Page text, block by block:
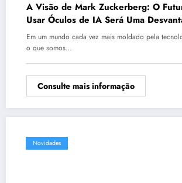
A Visão de Mark Zuckerberg: O
Usar Óculos de IA Será Uma
Cognitiva
Em um mundo cada vez mais moldado pela
o que somos…
Consulte mais informação
Novidades